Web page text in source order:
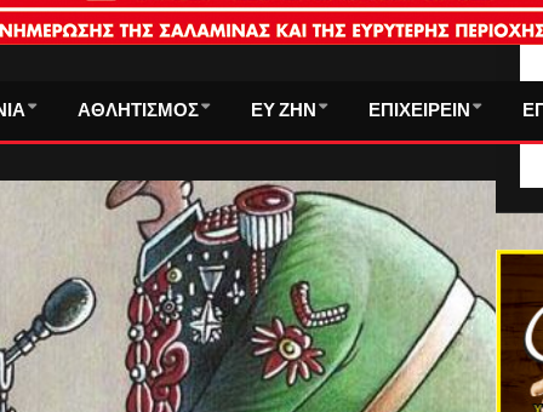
ΑΘΛΗΤΙΣΜΟΣ ΕΥ ΖΗΝ ΕΠΙΧΕΙΡΕΙΝ